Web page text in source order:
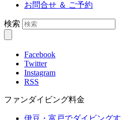
お問合せ ＆ ご予約
検索
Facebook
Twitter
Instagram
RSS
ファンダイビング料金
伊豆・富戸でダイビング